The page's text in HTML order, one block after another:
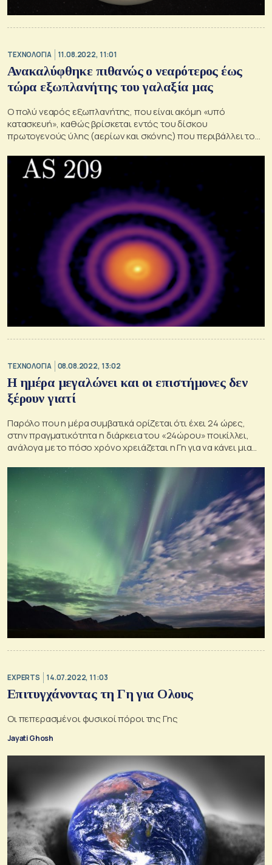
ΤΕΧΝΟΛΟΓΙΑ 11.08.2022, 11:01
Ανακαλύφθηκε πιθανώς ο νεαρότερος έως
τώρα εξωπλανήτης του γαλαξία μας
Ο πολύ νεαρός εξωπλανήτης, που είναι ακόμη «υπό
κατασκευή», καθώς βρίσκεται εντός του δίσκου
πρωτογενούς ύλης (αερίων και σκόνης) που περιβάλλει το
ΤΕΧΝΟΛΟΓΙΑ 08.08.2022, 13:02
Η ημέρα μεγαλώνει και οι επιστήμονες δεν
ξέρουν γιατί
Παρόλο που η μέρα συμβατικά ορίζεται ότι έχει 24 ώρες,
στην πραγματικότητα η διάρκεια του «24ώρου» ποικίλλει,
ανάλογα με το πόσο χρόνο χρειάζεται η Γη για να κάνει μια
EXPERTS 14.07.2022, 11:03
Επιτυγχάνοντας τη Γη για Ολους
Οι πεπερασμένοι φυσικοί πόροι της Γης
Jayati Ghosh